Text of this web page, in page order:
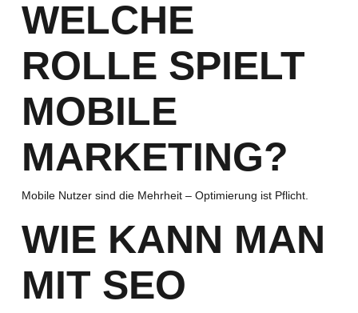
WELCHE
ROLLE SPIELT
MOBILE
MARKETING?
Mobile Nutzer sind die Mehrheit – Optimierung ist Pflicht.
WIE KANN MAN
MIT SEO